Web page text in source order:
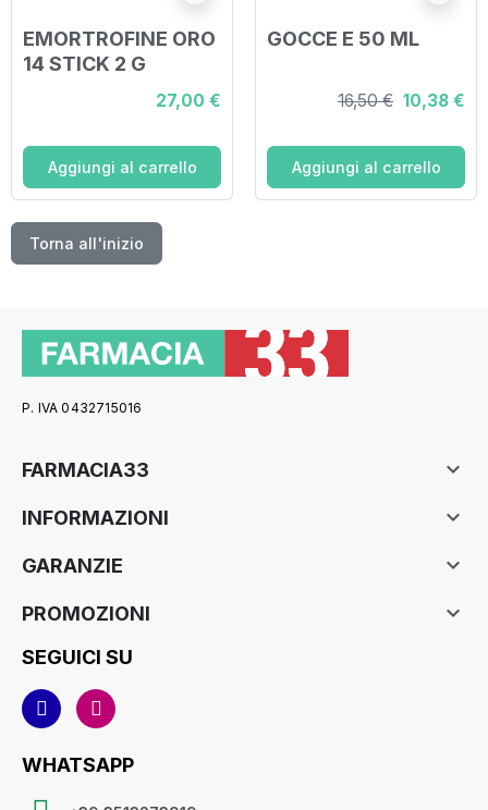
EMORTROFINE ORO
14 STICK 2 G
27,00 €
Aggiungi al carrello
GOCCE E 50 ML
16,50 € 10,38 €
Aggiungi al carrello
Torna all'inizio
P. IVA 0432715016
FARMACIA33 
INFORMAZIONI 
GARANZIE 
PROMOZIONI 
SEGUICI SU
WHATSAPP